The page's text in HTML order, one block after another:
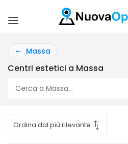
Massa
Centri estetici a Massa